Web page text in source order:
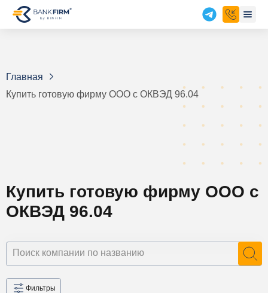
Главная
Купить готовую фирму ООО с ОКВЭД 96.04
Купить готовую фирму ООО с
ОКВЭД 96.04
Фильтры